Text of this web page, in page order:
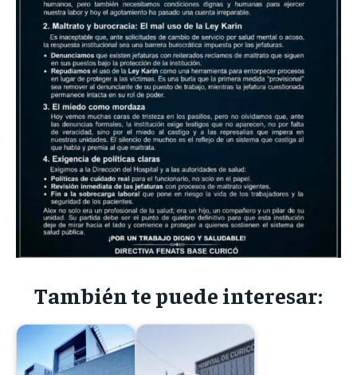
También te puede interesar: